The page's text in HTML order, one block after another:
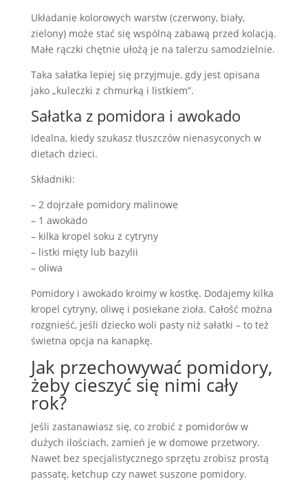
Układanie kolorowych warstw (czerwony, biały,
zielony) może stać się wspólną zabawą przed kolacją.
Małe rączki chętnie ułożą je na talerzu samodzielnie.
Taka sałatka lepiej się przyjmuje, gdy jest opisana
jako „kuleczki z chmurką i listkiem”.
Sałatka z pomidora i awokado
Idealna, kiedy szukasz tłuszczów nienasyconych w
dietach dzieci.
Składniki:
– 2 dojrzałe pomidory malinowe
– 1 awokado
– kilka kropel soku z cytryny
– listki mięty lub bazylii
– oliwa
Pomidory i awokado kroimy w kostkę. Dodajemy kilka
kropel cytryny, oliwę i posiekane zioła. Całość można
rozgnieść, jeśli dziecko woli pasty niż sałatki – to też
świetna opcja na kanapkę.
Jak przechowywać pomidory,
żeby cieszyć się nimi cały
rok?
Jeśli zastanawiasz się, co zrobić z pomidorów w
dużych ilościach, zamień je w domowe przetwory.
Nawet bez specjalistycznego sprzętu zrobisz prostą
passatę, ketchup czy nawet suszone pomidory.